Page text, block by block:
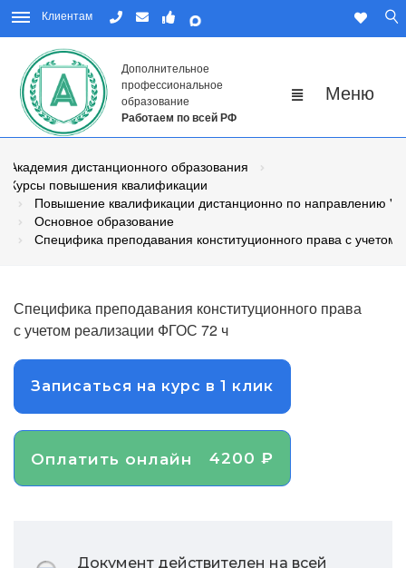
Клиентам
Дополнительное
профессиональное
образование
Работаем по всей РФ
Академия дистанционного образования
Курсы повышения квалификации
Повышение квалификации дистанционно по направлению
Основное образование
Специфика преподавания конституционного права с
Специфика преподавания конституционного права
с учетом реализации ФГОС 72 ч
Записаться на курс в 1 клик
Оплатить онлайн 4200 ₽
Документ действителен на всей